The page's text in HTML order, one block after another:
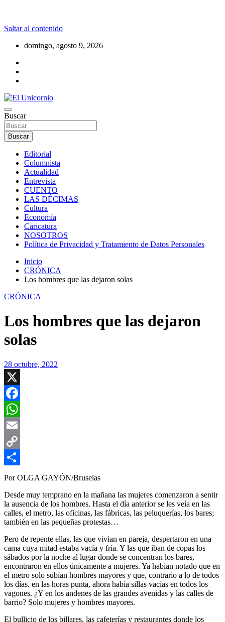
Saltar al contenido
domingo, agosto 9, 2026
El Unicornio
La realidad supera la fantasía
Buscar
Buscar
Editorial
Columnista
Actualidad
Entrevista
CUENTO
LAS DÉCIMAS
Cultura
Economía
Caricatura
NOSOTROS
Política de Privacidad y Tratamiento de Datos Personales
Inicio
CRÓNICA
Los hombres que las dejaron solas
CRÓNICA
Los hombres que las dejaron
solas
28 octubre, 2022
X
Facebook
WhatsApp
Email
Copy
Link
Compartir
Por OLGA GAYÓN/Bruselas
Desde muy temprano en la mañana las mujeres comenzaron a sentir
la ausencia de los hombres. Hasta el día anterior se les veía en las
calles, el metro, las oficinas, las fábricas, las peluquerías, los bares;
también en las pequeñas protestas…
Pero de repente ellas, las que vivían en pareja, despertaron en una
cama cuya mitad estaba vacía y fría. Y las que iban de copas los
sábados por la noche al lugar donde se concentran los bares,
encontraron en ellos únicamente a mujeres. Ya habían notado que en
el metro solo subían hombres mayores y que, contrario a lo de todos
los días. en las horas punta, ahora había sillas vacías en todos los
vagones. ¿Y en los andenes de las grandes avenidas y las calles de
barrio? Solo mujeres y hombres mayores.
El bullicio de los billares, las cafeterías y restaurantes donde los